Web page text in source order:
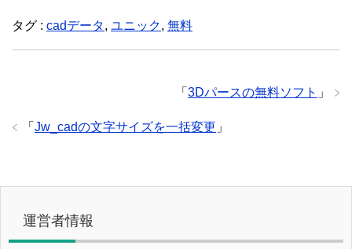
タグ : cadデータ, ユニック, 無料
「 3Dパースの無料ソフト 」
「 Jw_cadの文字サイズを一括変更 」
運営者情報